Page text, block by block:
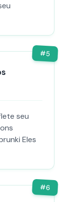
#5
seu
Eles
#6